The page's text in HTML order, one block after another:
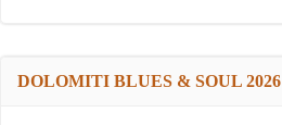
DOLOMITI BLUES & SOUL 2026